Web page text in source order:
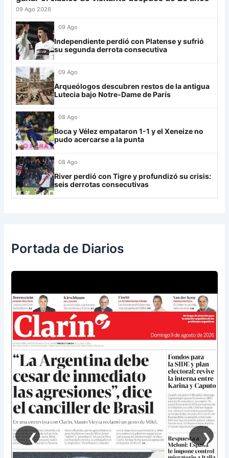
Mirassol
Lanús
Always Ready
Grupo H
IDV
Rosario Central
UCV FC
Libertad
27 Platense
28 Riestra
29 Aldosivi
30 Estudiantes RC 19 -21
09 Ago 2026
09 Ago
Independiente perdió con Platense y sufrió
su segunda derrota consecutiva
09 Ago
Arqueólogos descubren restos de la antigua
Lutecia bajo Notre-Dame de París
08 Ago
Boca y Vélez empataron 1-1 y el Xeneize no
pudo acercarse a la punta
08 Ago
River perdió con Tigre y profundizó su crisis:
seis derrotas consecutivas
Portada de Diarios
❮ ❯